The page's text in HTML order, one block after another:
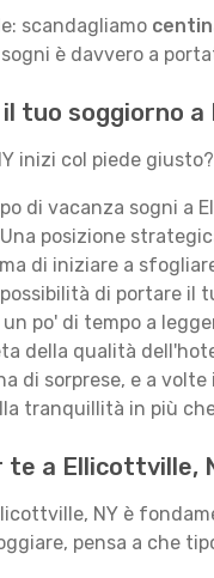
scandagliamo
è davvero a
tuo soggiorno a
inizi col piede
di vacanza sogni a
posizione
di iniziare a
di portare il
un po' di tempo a
della qualità
di sorprese, e a
tranquillità in più
a Ellicottville,
NY è
pensa a che